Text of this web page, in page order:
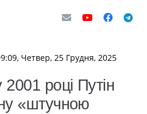
Четвер, 25 Грудня, 2025
році Путін
«штучною